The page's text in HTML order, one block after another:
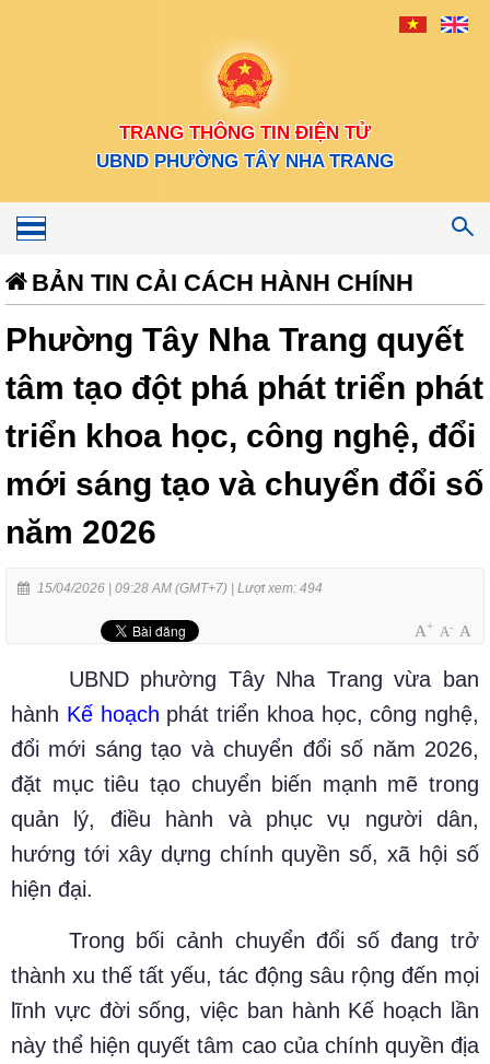
TRANG THÔNG TIN ĐIỆN TỬ
UBND PHƯỜNG TÂY NHA TRANG
Toggle
navigation
BẢN TIN CẢI CÁCH HÀNH CHÍNH
Phường Tây Nha Trang quyết
tâm tạo đột phá phát triển phát
triển khoa học, công nghệ, đổi
mới sáng tạo và chuyển đổi số
năm 2026
15/04/2026 | 09:28 AM (GMT+7) | Lượt xem: 494
A+ A- A
UBND phường Tây Nha Trang vừa ban
hành Kế hoạch phát triển khoa học, công nghệ,
đổi mới sáng tạo và chuyển đổi số năm 2026,
đặt mục tiêu tạo chuyển biến mạnh mẽ trong
quản lý, điều hành và phục vụ người dân,
hướng tới xây dựng chính quyền số, xã hội số
hiện đại.
Trong bối cảnh chuyển đổi số đang trở
thành xu thế tất yếu, tác động sâu rộng đến mọi
lĩnh vực đời sống, việc ban hành Kế hoạch lần
này thể hiện quyết tâm cao của chính quyền địa